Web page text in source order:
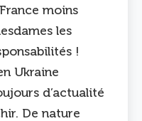
moins
les
!
Ukraine
d’actualité
De nature